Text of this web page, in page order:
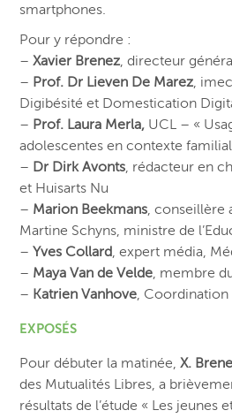
smartphones.
Pour y répondre :
–Xavier Brenez, directeur
– Prof. Dr Lieven De Marez,
Digibésité et Domestication
– Prof. Laura Merla, UCL – «
adolescentes en contexte
– Dr Dirk Avonts, rédacteur en
et Huisarts Nu
– Marion Beekmans, conseillère
Martine Schyns, ministre de
–Yves Collard, expert média,
– Maya Van de Velde, membre
– Katrien Vanhove, Coordination
EXPOSÉS
Pour débuter la matinée,X.
des Mutualités Libres, a
résultats de l’étude « Les jeunes